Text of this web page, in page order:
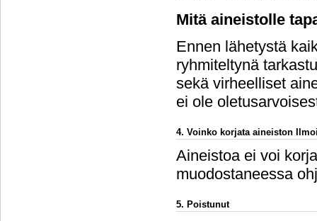
Mitä aineistolle
Ennen lähetystä
ryhmiteltynä
sekä virheelliset
ei ole
4. Voinko korjata aineiston
Aineistoa ei voi
muodostaneessa
5. Poistunut